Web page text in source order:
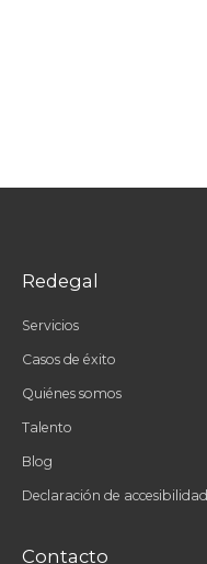
Redegal
Servicios
Casos de éxito
Quiénes somos
Talento
Blog
Declaración de accesibilidad
Contacto